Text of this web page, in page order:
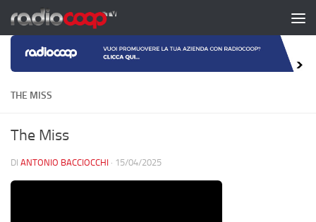
Salta al contenuto
THE MISS
The Miss
DI ANTONIO BACCIOCCHI · 15/04/2025